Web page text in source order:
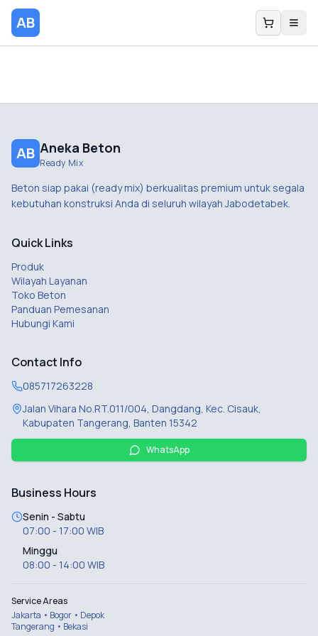
AB
AB Aneka Beton
Ready Mix
Beton siap pakai (ready mix) berkualitas premium untuk segala
kebutuhan konstruksi Anda di seluruh wilayah Jabodetabek.
Quick Links
Produk
Wilayah Layanan
Toko Beton
Panduan Pemesanan
Hubungi Kami
Contact Info
085717263228
Jalan Vihara No.RT.011/004, Dangdang, Kec. Cisauk,
Kabupaten Tangerang, Banten 15342
WhatsApp
Business Hours
Senin - Sabtu
07:00 - 17:00 WIB
Minggu
08:00 - 14:00 WIB
Service Areas
Jakarta • Bogor • Depok
Tangerang • Bekasi